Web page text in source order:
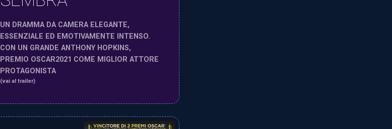
UN DRAMMA DA CAMERA ELEGANTE,
ESSENZIALE ED EMOTIVAMENTE INTENSO.
CON UN GRANDE ANTHONY HOPKINS,
PREMIO OSCAR2021 COME MIGLIOR ATTORE
PROTAGONISTA
(vai al trailer)